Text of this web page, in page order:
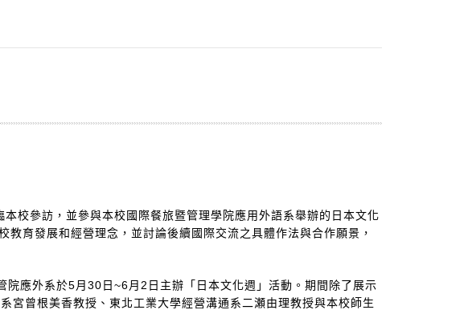
校參訪，並參與本校國際餐旅暨管理學院應用外語系舉辦的日本文化
育發展和經營理念，並討論後續國際交流之具體作法與合作願景，
應外系於5月30日~6月2日主辦「日本文化週」活動。期間除了展示
宮曾根美香教授、東北工業大學經營溝通系二瀬由理教授與本校師生